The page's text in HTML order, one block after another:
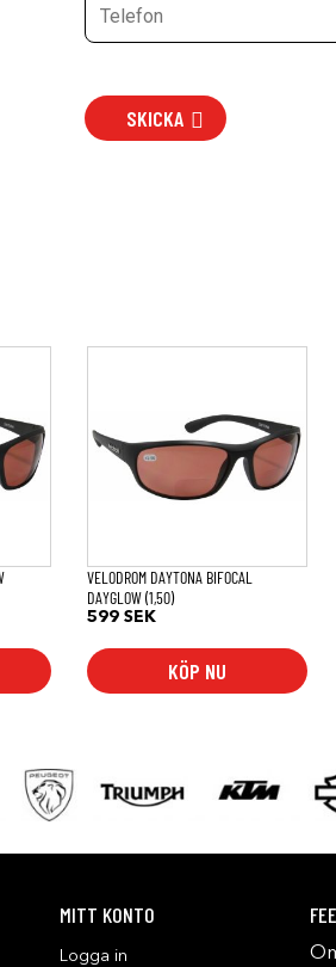
SKICKA
VELODROM DAYTONA BIFOCAL
DAYGLOW (1,50)
599SEK
KÖP NU
MITT KONTO
Logga in